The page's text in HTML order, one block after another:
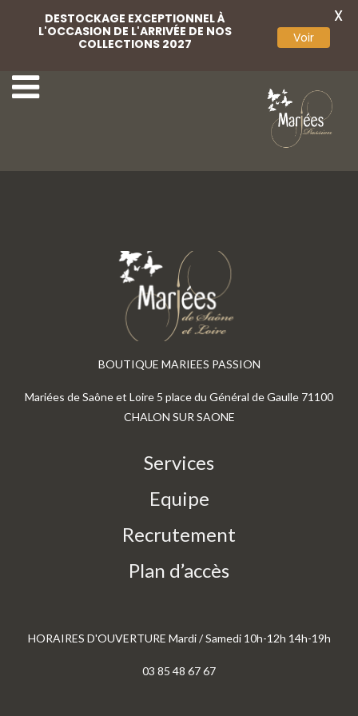
BOUTIQUE MARIEES PASSION
Mariées de Saône et Loire 5 place du Général de Gaulle 71100
CHALON SUR SAONE
Services
Equipe
Recrutement
Plan d’accès
HORAIRES D'OUVERTURE Mardi / Samedi 10h-12h 14h-19h
03 85 48 67 67
DESTOCKAGE EXCEPTIONNEL À
L'OCCASION DE L'ARRIVÉE DE NOS
COLLECTIONS 2027
Voir
X